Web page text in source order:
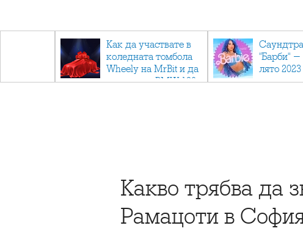
Как да участвате в
коледната томбола
Wheely на MrBit и да
спечелите BMW 120
"Барби" -
лято
Какво трябва да
Рамацоти в